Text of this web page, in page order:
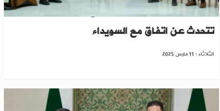
بعد اتفاق الحكومة السورية مع "قسد"..مصادر
تتحدث عن اتفاق مع السويداء
الثلاثاء : 11 مارس 2025